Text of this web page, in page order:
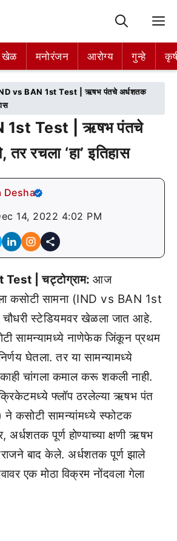
खेळ मनोरंजन आरोग्य गुन्हे
खेळ मनोरंजन आरोग्य गुन्हे
vs BAN 1st Test | ऋषभ पंतचे अर्धशतक
1st Test | ऋषभ पंतचे
रचला ‘हा’ इतिहास
Desha
14, 2022 4:02 PM
| चट्टोग्राम: आज
कसोटी सामना (IND vs BAN 1st
स्टेडियमवर खेळला जात आहे.
सामन्यामध्ये नाणेफेक जिंकून प्रथम
घेतला. तर या सामन्यामध्ये
काही चांगला कमाल करू शकली नाही.
फ्लॉप ठरलेल्या ऋषभ पंत
कसोटी सामन्यांमध्ये स्फोटक
अर्धशतक पूर्ण होण्याच्या क्षणी ऋषभ
बाद केले. अर्धशतक पूर्ण झाले
एक मोठा विक्रम नोंदवला गेला